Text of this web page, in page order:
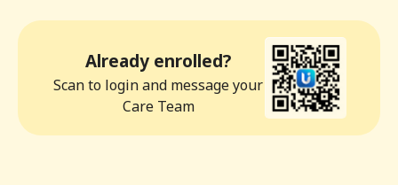
Already enrolled?
Scan to login and message your
Care Team